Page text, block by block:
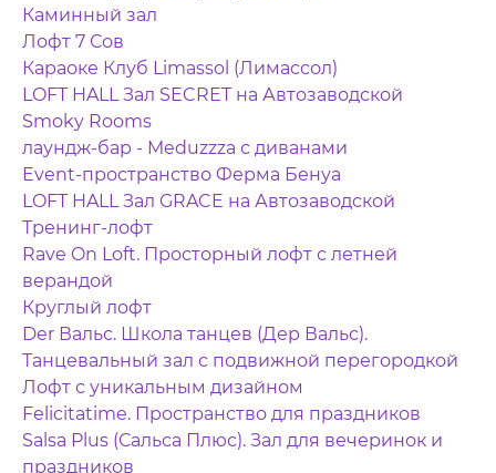
Каминный зал
Лофт 7 Сов
Караоке Клуб Limassol (Лимассол)
LOFT HALL Зал SECRET на Автозаводской
Smoky Rooms
лаундж-бар - Meduzzza с диванами
Event-пространство Ферма Бенуа
LOFT HALL Зал GRACE на Автозаводской
Тренинг-лофт
Rave On Loft. Просторный лофт с летней
верандой
Круглый лофт
Der Вальс. Школа танцев (Дер Вальс).
Танцевальный зал с подвижной перегородкой
Лофт с уникальным дизайном
Felicitatime. Пространство для праздников
Salsa Plus (Сальса Плюс). Зал для вечеринок и
праздников